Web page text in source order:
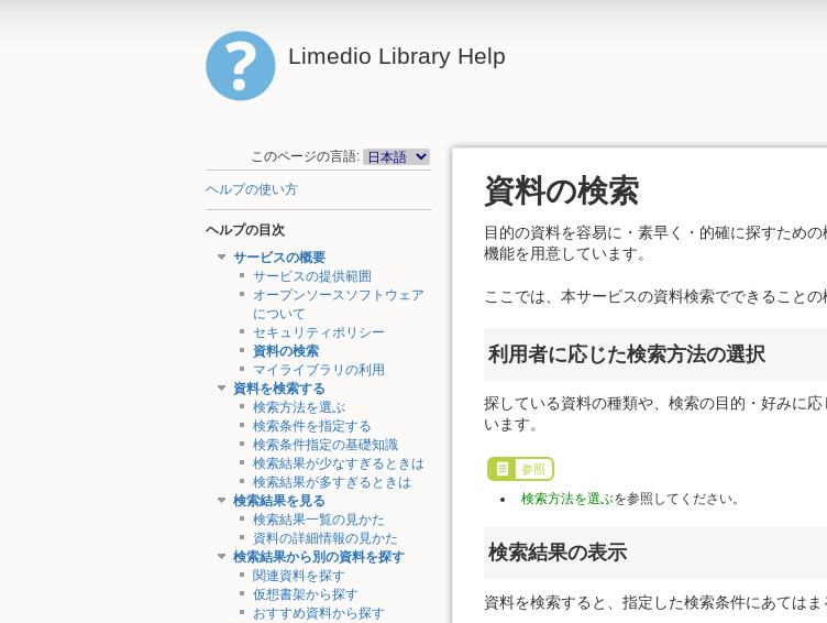
Limedio Library Help
このページの言語:
ヘルプの使い方
ヘルプの目次
サービスの概要
サービスの提供範囲
オープンソースソフトウェア
について
セキュリティポリシー
資料の検索
マイライブラリの利用
資料を検索する
検索方法を選ぶ
検索条件を指定する
検索条件指定の基礎知識
検索結果が少なすぎるときは
検索結果が多すぎるときは
検索結果を見る
検索結果一覧の見かた
資料の詳細情報の見かた
検索結果から別の資料を探す
関連資料を探す
仮想書架から探す
おすすめ資料から探す
資料の検索
目的の資料を容易に・素早く・的確に探すため
機能を用意しています。
ここでは、本サービスの資料検索でできることの
利用者に応じた検索方法の選択
探している資料の種類や、検索の目的・好みに
います。
参照
検索方法を選ぶを参照してください。
検索結果の表示
資料を検索すると、指定した検索条件にあてはま